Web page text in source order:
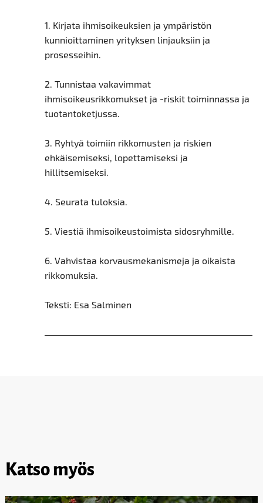
1. Kirjata ihmisoikeuksien ja ympäristön
kunnioittaminen yrityksen linjauksiin ja
prosesseihin.
2. Tunnistaa vakavimmat
ihmisoikeusrikkomukset ja -riskit toiminnassa ja
tuotantoketjussa.
3. Ryhtyä toimiin rikkomusten ja riskien
ehkäisemiseksi, lopettamiseksi ja
hillitsemiseksi.
4. Seurata tuloksia.
5. Viestiä ihmisoikeustoimista sidosryhmille.
6. Vahvistaa korvausmekanismeja ja oikaista
rikkomuksia.
Teksti: Esa Salminen
Katso myös